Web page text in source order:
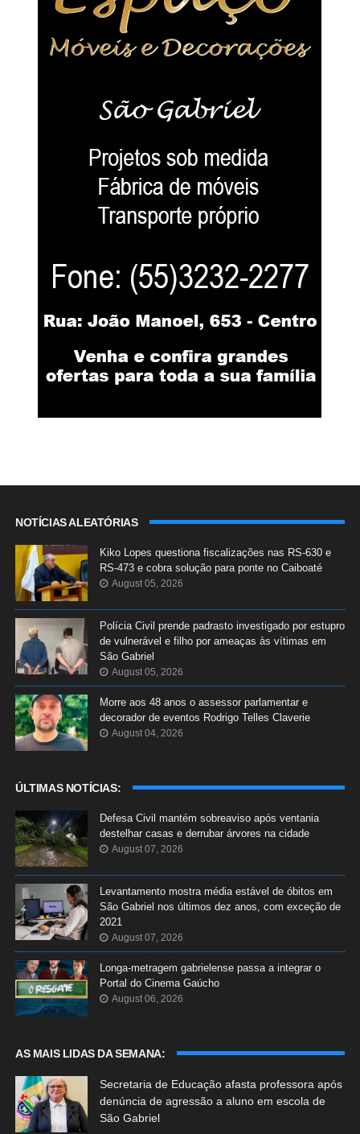
NOTÍCIAS ALEATÓRIAS
Kiko Lopes questiona fiscalizações nas RS-630 e
RS-473 e cobra solução para ponte no Caiboaté
August 05, 2026
Polícia Civil prende padrasto investigado por estupro
de vulnerável e filho por ameaças às vítimas em
São Gabriel
August 05, 2026
Morre aos 48 anos o assessor parlamentar e
decorador de eventos Rodrigo Telles Claverie
August 04, 2026
ÚLTIMAS NOTÍCIAS:
Defesa Civil mantém sobreaviso após ventania
destelhar casas e derrubar árvores na cidade
August 07, 2026
Levantamento mostra média estável de óbitos em
São Gabriel nos últimos dez anos, com exceção de
2021
August 07, 2026
Longa-metragem gabrielense passa a integrar o
Portal do Cinema Gaúcho
August 06, 2026
AS MAIS LIDAS DA SEMANA:
Secretaria de Educação afasta professora após
denúncia de agressão a aluno em escola de
São Gabriel